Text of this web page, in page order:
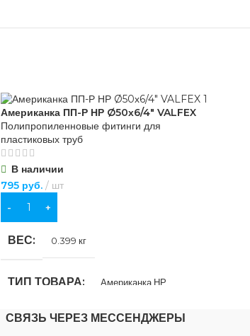
Американка ПП-Р НР Ø50х6/4″ VALFEX
Полипропиленновые фитинги для
пластиковых труб
В наличии
795руб. шт
В КОРЗИНУ
ВЕС 0.399 кг
ТИП ТОВАРА Американка НР
ДИАМЕТР, ММ 50
СВЯЗЬ ЧЕРЕЗ МЕССЕНДЖЕРЫ